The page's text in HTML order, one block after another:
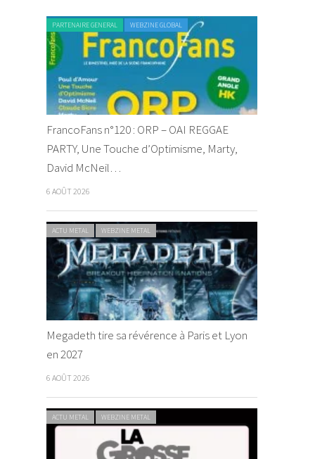
PARTENAIRE GENERAL WEBZINE GLOBAL
FrancoFans n°120 : ORP – OAI REGGAE
PARTY, Une Touche d’Optimisme, Marty,
David McNeil…
6 AOÛT 2026
ACTU METAL WEBZINE METAL
Megadeth tire sa révérence à Paris et Lyon
en 2027
6 AOÛT 2026
ACTU METAL WEBZINE METAL